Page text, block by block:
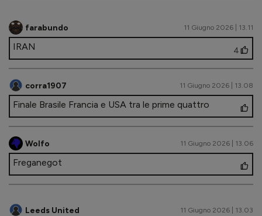
farabundo 11 Giugno 2026 | 13.11
IRAN 4
corra1907 11 Giugno 2026 | 13.08
Finale Brasile Francia e USA tra le prime quattro
Wolfo 11 Giugno 2026 | 13.06
Freganegot
Leeds United 11 Giugno 2026 | 13.03